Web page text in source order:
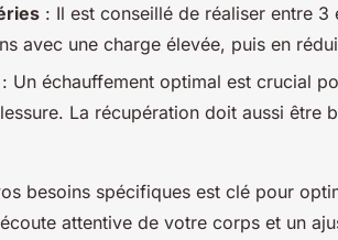
: Il est conseillé de réaliser entre 3
avec une charge élevée, puis en
: Un échauffement optimal est crucial
La récupération doit aussi être
besoins spécifiques est clé pour
attentive de votre corps et un